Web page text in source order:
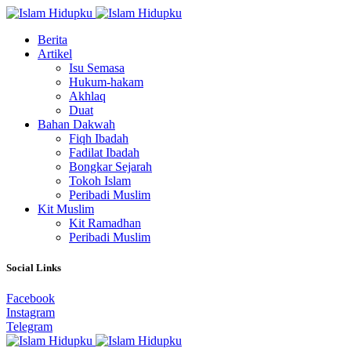
Berita
Artikel
Isu Semasa
Hukum-hakam
Akhlaq
Duat
Bahan Dakwah
Fiqh Ibadah
Fadilat Ibadah
Bongkar Sejarah
Tokoh Islam
Peribadi Muslim
Kit Muslim
Kit Ramadhan
Peribadi Muslim
Social Links
Facebook
Instagram
Telegram